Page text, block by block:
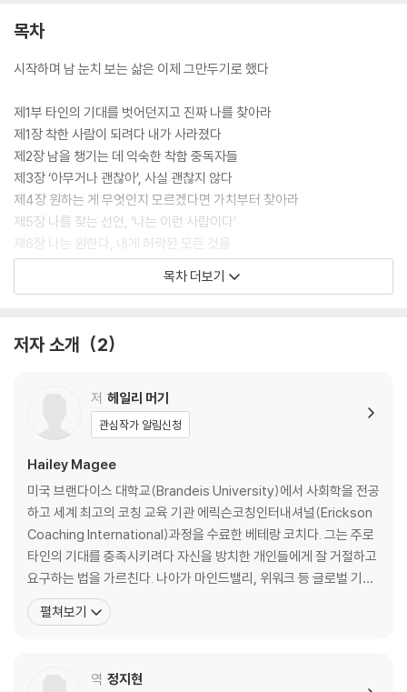
보라. 마지막 장을 덮을 때쯤 당신은 더 이상 남의 기분을 살피는 조연이 아
목차
시작하며 남 눈치 보는 삶은 이제 그만두기로 했다
제1부 타인의 기대를 벗어던지고 진짜 나를 찾아라
제1장 착한 사람이 되려다 내가 사라졌다
제2장 남을 챙기는 데 익숙한 착함 중독자들
제3장 ‘아무거나 괜찮아’, 사실 괜찮지 않다
제4장 원하는 게 무엇인지 모르겠다면 가치부터 찾아라
제5장 나를 찾는 선언, ‘나는 이런 사람이다’
제6장 나는 원한다, 내게 허락된 모든 것을
제2부 부드럽고 단호한 선 긋기로 나를 지켜라
제9장 요청하라, 말하지 않으면 아무도 모른다
제11장 그들의 불만은 내 잘못이 아니다
제12장 내가 바꿀 수 있는 것과 놓아야 할 것
제13장 어떤 착함은 때론 살아남기 위한 몸부림이다
제3부 기꺼이 거절하고 아파하며 나를 돌보라
제14장 괴로운가? 잘하고 있다는 뜻이다
제15장 두려움과 죄책감을 용기와 자신감으로 바꾸는 법
제16장 더 이상 맞지 않는 관계 떠나기
제17장 모든 이별과 변화에는 골짜기가 있다
제4부 때론 성숙한 어른처럼, 때론 어린아이처럼 나를 풍요롭게 하라
제20장 나를 다시 발견하는 놀이의 즐거움
목차 더보기
저자 소개 2
저 헤일리 머기
관심작가 알림신청
Hailey Magee
미국 브랜다이스 대학교(Brandeis University)에서 사회학을 전공
하고 세계 최고의 코칭 교육 기관 에릭슨코칭인터내셔널(Erickson
Coaching International)과정을 수료한 베테랑 코치다. 그는 주로
타인의 기대를 충족시키려다 자신을 방치한 개인들에게 잘 거절하고
요구하는 법을 가르친다. 나아가 마인드밸리, 위워크 등 글로벌 기업
들에서 과도한 책임감과 성취 강박에 시달리는 직장인들을 위한 심리
특강을 진행하고 있다. 〈뉴욕 타임스〉, 《하버드 비즈니스 리뷰》에서
펼쳐보기
역 정지현